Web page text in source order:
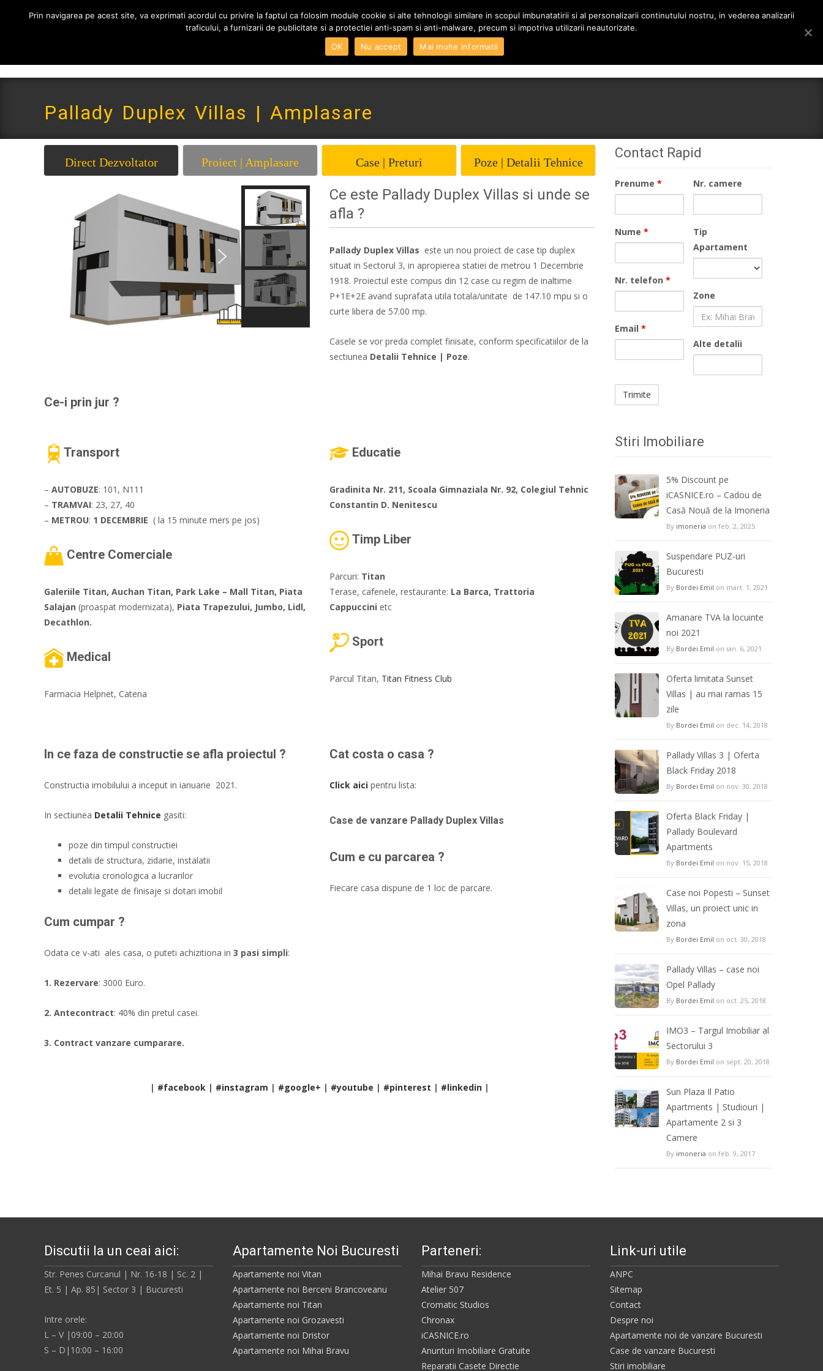
Skip to content
Home
Vanzari
Pallady Duplex Villas | Amplasare
Direct Dezvoltator Proiect | Amplasare Case | Preturi Poze | Detalii Tehnice
Ce este Pallady Duplex Villas si unde se
afla ?
Pallady Duplex Villas este un nou proiect de case tip duplex
situat in Sectorul 3, in apropierea statiei de metrou 1 Decembrie
1918. Proiectul este compus din 12 case cu regim de inaltime
P+1E+2E avand suprafata utila totala/unitate de 147.10 mpu si o
curte libera de 57.00 mp.
Casele se vor preda complet finisate, conform specificatiilor de la
sectiunea Detalii Tehnice | Poze.
Ce-i prin jur ?
Transport
– AUTOBUZE: 101, N111
– TRAMVAI: 23, 27, 40
– METROU: 1 DECEMBRIE ( la 15 minute mers pe jos)
Centre Comerciale
Galeriile Titan, Auchan Titan, Park Lake – Mall Titan, Piata
Salajan (proaspat modernizata), Piata Trapezului, Jumbo, Lidl,
Decathlon.
Medical
Farmacia Helpnet, Catena
Educatie
Gradinita Nr. 211, Scoala Gimnaziala Nr. 92, Colegiul Tehnic
Constantin D. Nenitescu
Timp Liber
Parcuri: Titan
Terase, cafenele, restaurante: La Barca, Trattoria
Cappuccini etc
Sport
Parcul Titan, Titan Fitness Club
In ce faza de constructie se afla proiectul ?
Constructia imobilului a inceput in ianuarie 2021.
In sectiunea Detalii Tehnice gasiti:
poze din timpul constructiei
detalii de structura, zidarie, instalatii
evolutia cronologica a lucrarilor
detalii legate de finisaje si dotari imobil
Cum cumpar ?
Odata ce v-ati ales casa, o puteti achizitiona in 3 pasi simpli:
1. Rezervare: 3000 Euro.
2. Antecontract: 40% din pretul casei.
3. Contract vanzare cumparare.
Cat costa o casa ?
Click aici pentru lista:
Case de vanzare Pallady Duplex Villas
Cum e cu parcarea ?
Fiecare casa dispune de 1 loc de parcare.
| #facebook | #instagram | #google+ | #youtube | #pinterest | #linkedin |
Contact Rapid
Prenume *
Nume *
Nr. telefon *
Email *
Nr. camere
Tip
Apartament
Zone
Alte detalii
Stiri Imobiliare
5% Discount pe
iCASNICE.ro – Cadou de
Casă Nouă de la Imoneria
By imoneria on feb. 2, 2025
Suspendare PUZ-uri
Bucuresti
By Bordei Emil on mart. 1, 2021
Amanare TVA la locuinte
noi 2021
By Bordei Emil on ian. 6, 2021
Oferta limitata Sunset
Villas | au mai ramas 15
zile
By Bordei Emil on dec. 14, 2018
Pallady Villas 3 | Oferta
Black Friday 2018
By Bordei Emil on nov. 30, 2018
Oferta Black Friday |
Pallady Boulevard
Apartments
By Bordei Emil on nov. 15, 2018
Case noi Popesti – Sunset
Villas, un proiect unic in
zona
By Bordei Emil on oct. 30, 2018
Pallady Villas – case noi
Opel Pallady
By Bordei Emil on oct. 25, 2018
IMO3 – Targul Imobiliar al
Sectorului 3
By Bordei Emil on sept. 20, 2018
Sun Plaza Il Patio
Apartments | Studiouri |
Apartamente 2 si 3
Camere
By imoneria on feb. 9, 2017
Discutii la un ceai aici:
Str. Penes Curcanul | Nr. 16-18 | Sc. 2 |
Et. 5 | Ap. 85| Sector 3 | Bucuresti
Intre orele:
L – V |09:00 – 20:00
S – D|10:00 – 16:00
Apartamente Noi Bucuresti
Apartamente noi Vitan
Apartamente noi Berceni Brancoveanu
Apartamente noi Titan
Apartamente noi Grozavesti
Apartamente noi Dristor
Apartamente noi Mihai Bravu
Parteneri:
Mihai Bravu Residence
Atelier 507
Cromatic Studios
Chronax
iCASNICE.ro
Anunturi Imobiliare Gratuite
Reparatii Casete Directie
Link-uri utile
ANPC
Sitemap
Contact
Despre noi
Apartamente noi de vanzare Bucuresti
Case de vanzare Bucuresti
Stiri imobiliare
Prin navigarea pe acest site, va exprimati acordul cu privire la faptul ca folosim module cookie si alte tehnologii similare in scopul imbunatatirii si al personalizarii continutului nostru, in vederea analizarii
traficului, a furnizarii de publicitate si a protectiei anti-spam si anti-malware, precum si impotriva utilizarii neautorizate.
OK
Nu accept Mai multe informatii